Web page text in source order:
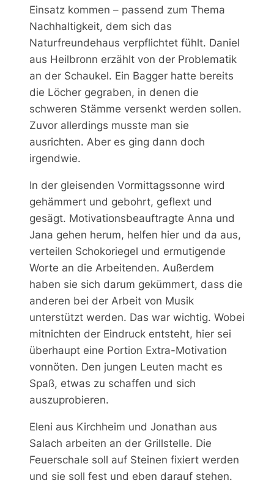
Einsatz kommen – passend zum Thema
Nachhaltigkeit, dem sich das
Naturfreundehaus verpflichtet fühlt. Daniel
aus Heilbronn erzählt von der Problematik
an der Schaukel. Ein Bagger hatte bereits
die Löcher gegraben, in denen die
schweren Stämme versenkt werden sollen.
Zuvor allerdings musste man sie
ausrichten. Aber es ging dann doch
irgendwie.
In der gleisenden Vormittagssonne wird
gehämmert und gebohrt, geflext und
gesägt. Motivationsbeauftragte Anna und
Jana gehen herum, helfen hier und da aus,
verteilen Schokoriegel und ermutigende
Worte an die Arbeitenden. Außerdem
haben sie sich darum gekümmert, dass die
anderen bei der Arbeit von Musik
unterstützt werden. Das war wichtig. Wobei
mitnichten der Eindruck entsteht, hier sei
überhaupt eine Portion Extra-Motivation
vonnöten. Den jungen Leuten macht es
Spaß, etwas zu schaffen und sich
auszuprobieren.
Eleni aus Kirchheim und Jonathan aus
Salach arbeiten an der Grillstelle. Die
Feuerschale soll auf Steinen fixiert werden
und sie soll fest und eben darauf stehen.